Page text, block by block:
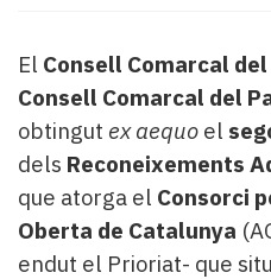
Pallars
Contingut
patrocinat
Lo
més
llegit...
Editorial
El Consell Comarcal
Consell Comarcal del
obtingut ex aequo el
dels Reconeixements
que atorga el Consorci
Oberta de Catalunya
endut el Prioriat- que